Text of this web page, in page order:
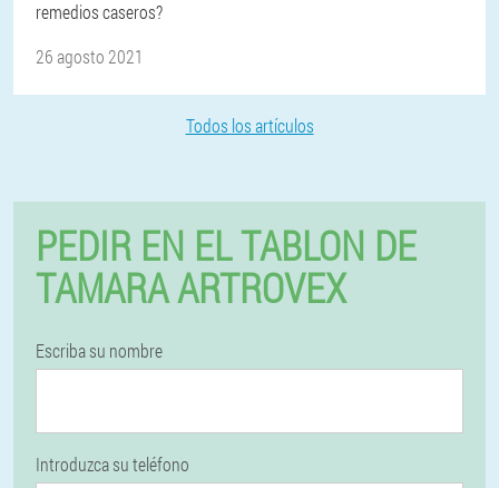
remedios caseros?
26 agosto 2021
Todos los artículos
PEDIR EN EL TABLON DE
TAMARA ARTROVEX
Escriba su nombre
Introduzca su teléfono